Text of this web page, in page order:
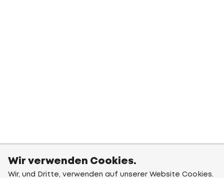
Wir verwenden Cookies.
Wir, und Dritte, verwenden auf unserer Website Cookies.